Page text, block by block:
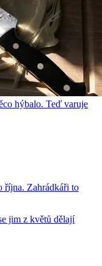
hýbalo. Teď varuje
října. Zahrádkáři to
jim z květů dělají